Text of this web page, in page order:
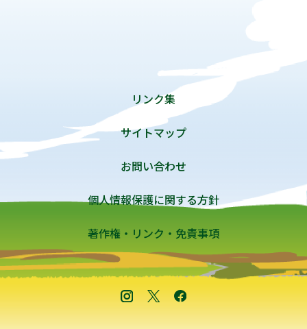
リンク集
サイトマップ
お問い合わせ
個人情報保護に関する方針
著作権・リンク・免責事項